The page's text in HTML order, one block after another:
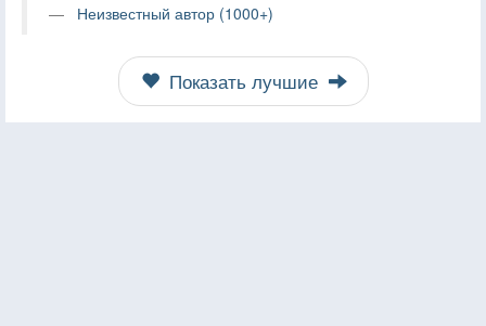
Неизвестный автор (1000+)
Показать лучшие